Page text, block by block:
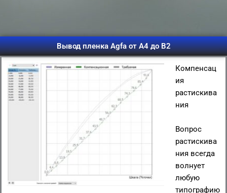
Вывод пленка Agfa от А4 до B2
Компенсац
ия
растискива
ния
Вопрос
растискива
ния всегда
волнует
любую
типографию